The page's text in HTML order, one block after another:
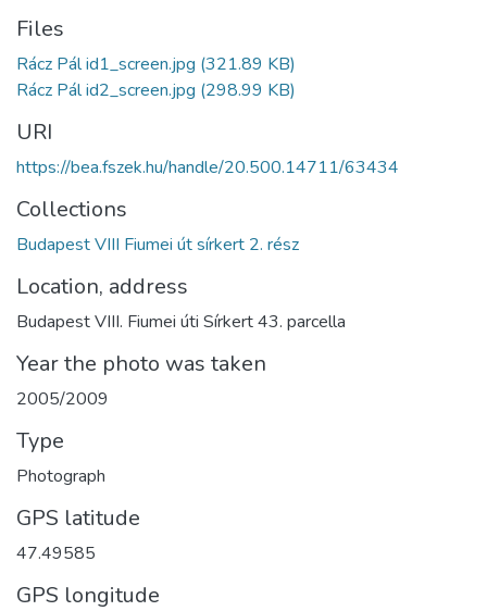
Files
Rácz Pál id1_screen.jpg (321.89 KB)
Rácz Pál id2_screen.jpg (298.99 KB)
URI
https://bea.fszek.hu/handle/20.500.14711/63434
Collections
Budapest VIII Fiumei út sírkert 2. rész
Location, address
Budapest VIII. Fiumei úti Sírkert 43. parcella
Year the photo was taken
2005/2009
Type
Photograph
GPS latitude
47.49585
GPS longitude